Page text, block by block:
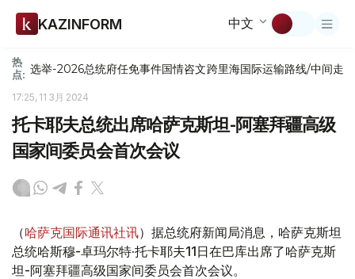
KAZINFORM 中文
热
点: 选举-2026总统府任免事件国情咨文跨里海国际运输路线/中间走廊
17:25, 11 3月 2024
托卡耶夫总统出席哈萨克斯坦-阿塞拜疆高级
国家间委员会首次会议
（哈萨克国际通讯社讯）据总统府新闻局消息，哈萨克斯坦
总统哈斯穆-卓玛尔特·托卡耶夫11日在巴库出席了哈萨克斯
坦-阿塞拜疆高级国家间委员会首次会议。